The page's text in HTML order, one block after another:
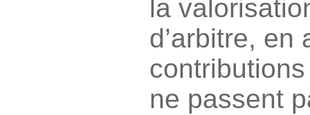
la
d’arbitre, en
ne passent